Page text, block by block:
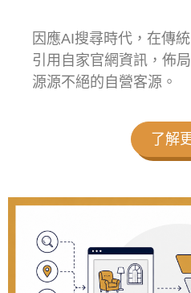
因應AI搜尋時代，在傳
引用自家官網資訊，佈
源源不絕的自營客源。
了解